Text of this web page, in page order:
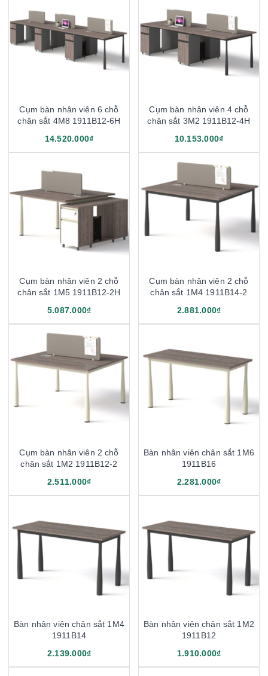
Cụm bàn nhân viên 6 chỗ
chân sắt 4M8 1911B12-6H
14.520.000₫
Cụm bàn nhân viên 4 chỗ
chân sắt 3M2 1911B12-4H
10.153.000₫
Cụm bàn nhân viên 2 chỗ
chân sắt 1M5 1911B12-2H
5.087.000₫
Cụm bàn nhân viên 2 chỗ
chân sắt 1M4 1911B14-2
2.881.000₫
Cụm bàn nhân viên 2 chỗ
chân sắt 1M2 1911B12-2
2.511.000₫
Bàn nhân viên chân sắt 1M6
1911B16
2.281.000₫
Bàn nhân viên chân sắt 1M4
1911B14
2.139.000₫
Bàn nhân viên chân sắt 1M2
1911B12
1.910.000₫